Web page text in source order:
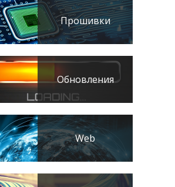
Прошивки
Обновления
Web